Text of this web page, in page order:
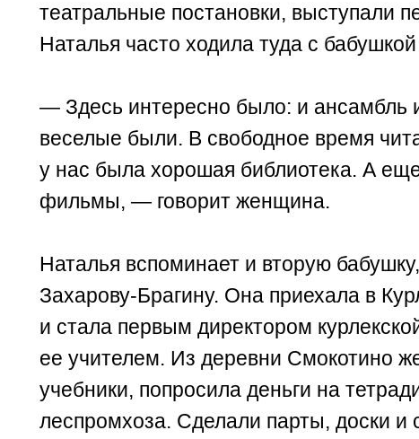
театральные постановки, выступали
Наталья часто ходила туда с
— Здесь интересно было: и ансамбль
веселые были. В свободное время
у нас была хорошая библиотека. А
фильмы, — говорит женщина.
Наталья вспоминает и вторую
Захарову-Брагину. Она приехала в
и стала первым директором
ее учителем. Из деревни Смокотино
учебники, попросила деньги на
леспромхоза. Сделали парты, доски и